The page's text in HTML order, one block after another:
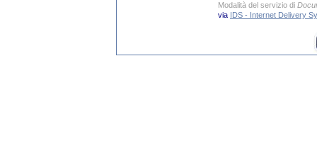
Modalità del servizio di
via IDS - Internet Delivery